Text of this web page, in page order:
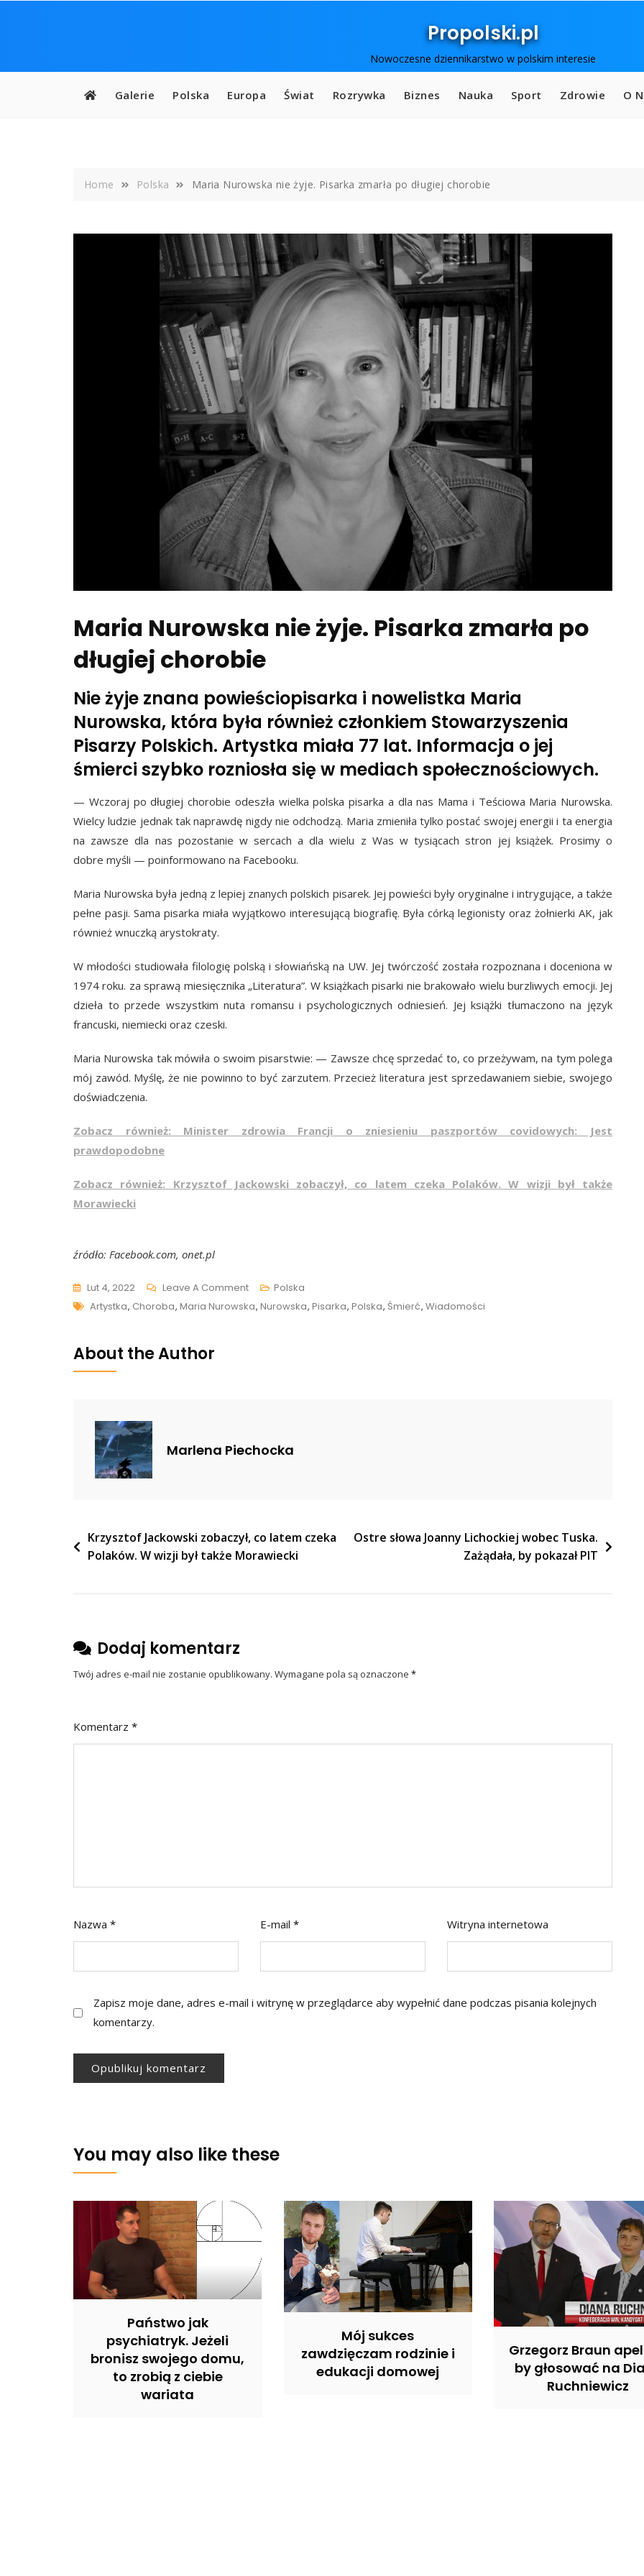
Propolski.pl
Nowoczesne dziennikarstwo w polskim interesie
Galerie Polska Europa Świat Rozrywka Biznes Nauka Sport Zdrowie O
Home Polska Maria Nurowska nie żyje. Pisarka zmarła po długiej chorobie
Maria Nurowska nie żyje. Pisarka zmarła po
długiej chorobie
Nie żyje znana powieściopisarka i nowelistka Maria
Nurowska, która była również członkiem Stowarzyszenia
Pisarzy Polskich. Artystka miała 77 lat. Informacja o jej
śmierci szybko rozniosła się w mediach społecznościowych.
— Wczoraj po długiej chorobie odeszła wielka polska pisarka a dla nas Mama i Teściowa Maria Nurowska.
Wielcy ludzie jednak tak naprawdę nigdy nie odchodzą. Maria zmieniła tylko postać swojej energii i ta energia
na zawsze dla nas pozostanie w sercach a dla wielu z Was w tysiącach stron jej książek. Prosimy o
dobre myśli — poinformowano na Facebooku.
Maria Nurowska była jedną z lepiej znanych polskich pisarek. Jej powieści były oryginalne i intrygujące, a także
pełne pasji. Sama pisarka miała wyjątkowo interesującą biografię. Była córką legionisty oraz żołnierki AK, jak
również wnuczką arystokraty.
W młodości studiowała filologię polską i słowiańską na UW. Jej twórczość została rozpoznana i doceniona w
1974 roku. za sprawą miesięcznika „Literatura”. W książkach pisarki nie brakowało wielu burzliwych emocji. Jej
dzieła to przede wszystkim nuta romansu i psychologicznych odniesień. Jej książki tłumaczono na język
francuski, niemiecki oraz czeski.
Maria Nurowska tak mówiła o swoim pisarstwie: — Zawsze chcę sprzedać to, co przeżywam, na tym polega
mój zawód. Myślę, że nie powinno to być zarzutem. Przecież literatura jest sprzedawaniem siebie, swojego
doświadczenia.
Zobacz również: Minister zdrowia Francji o zniesieniu paszportów covidowych: Jest
prawdopodobne
Zobacz również: Krzysztof Jackowski zobaczył, co latem czeka Polaków. W wizji był także
Morawiecki
źródło: Facebook.com, onet.pl
Lut 4, 2022 Leave A CommentOn
Maria
Chorobie
Polska
Tags
Artystka, Choroba, Maria Nurowska, Nurowska, Pisarka, Polska, Śmierć, Wiadomości
About the Author
Marlena Piechocka
Nawigacja
wpisu
Krzysztof Jackowski zobaczył, co latem czeka
Polaków. W wizji był także Morawiecki
Ostre słowa Joanny Lichockiej wobec Tuska.
Zażądała, by pokazał PIT
Dodaj komentarz
Twój adres e-mail nie zostanie opublikowany. Wymagane pola są oznaczone *
Komentarz *
Nazwa * E-mail * Witryna internetowa
Zapisz moje dane, adres e-mail i witrynę w przeglądarce aby wypełnić dane podczas pisania kolejnych
komentarzy.
You may also like these
Państwo jak
psychiatryk. Jeżeli
bronisz swojego domu,
to zrobią z ciebie
wariata
Mój sukces
zawdzięczam rodzinie i
edukacji domowej
Grzegorz Braun
by głosować na
Ruchniewicz